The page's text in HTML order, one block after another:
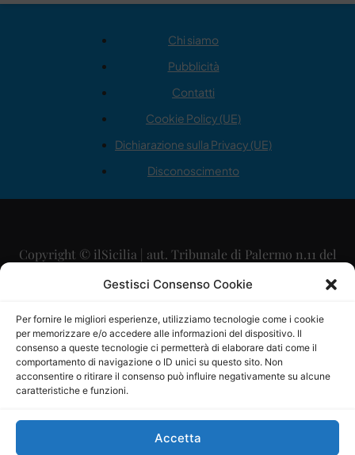
Gestisci Consenso Cookie
Per fornire le migliori esperienze, utilizziamo tecnologie come i cookie
per memorizzare e/o accedere alle informazioni del dispositivo. Il
consenso a queste tecnologie ci permetterà di elaborare dati come il
comportamento di navigazione o ID unici su questo sito. Non
acconsentire o ritirare il consenso può influire negativamente su alcune
caratteristiche e funzioni.
Accetta
Chi siamo
Pubblicità
Contatti
Cookie Policy (UE)
Dichiarazione sulla Privacy (UE)
Disconoscimento
Copyright © ilSicilia | aut. Tribunale di Palermo n.11 del
29/09/2015
Direttore Editoriale: Maurizio Scaglione
Direttore Responsabile: Maria Calabrese
P.IVA: 06334930820